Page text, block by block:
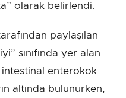
olarak belirlendi.
paylaşılan
sınıfında yer alan
enterokok
altında bulunurken,